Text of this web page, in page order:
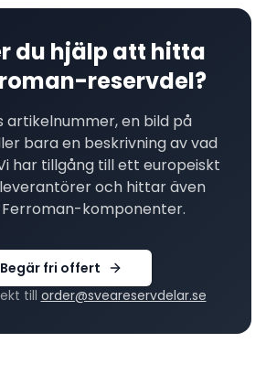
du hjälp att hitta
-reservdel?
artikelnummer, en bild på
bara en beskrivning av vad
har tillgång till ett europeiskt
och hittar även
Ferroman-komponenter.
Begär fri offert
till order@sveareservdelar.se